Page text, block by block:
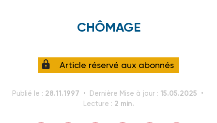
CHÔMAGE
Article réservé aux abonnés
Publié le : 28.11.1997 Dernière Mise à jour : 15.05.2025
Lecture : 2 min.